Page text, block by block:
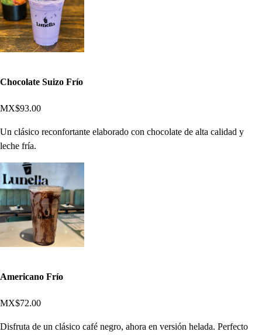
Chocolate Suizo Frío
MX$93.00
Un clásico reconfortante elaborado con chocolate de alta calidad y
leche fría.
Americano Frío
MX$72.00
Disfruta de un clásico café negro, ahora en versión helada. Perfecto